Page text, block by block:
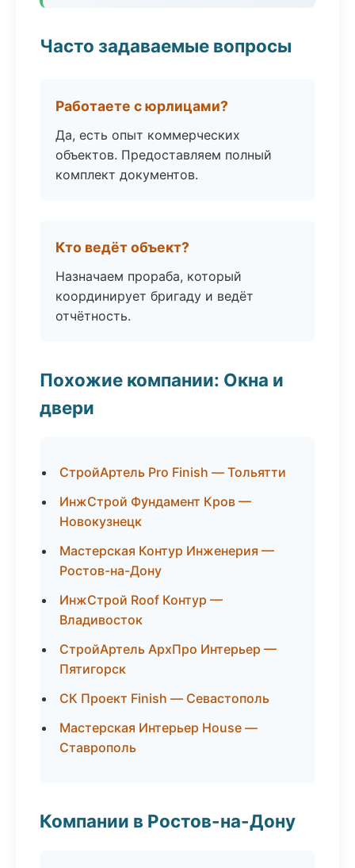
Часто задаваемые вопросы
Работаете с юрлицами?
Да, есть опыт коммерческих
объектов. Предоставляем полный
комплект документов.
Кто ведёт объект?
Назначаем прораба, который
координирует бригаду и ведёт
отчётность.
Похожие компании: Окна и
двери
СтройАртель Pro Finish — Тольятти
ИнжСтрой Фундамент Кров —
Новокузнецк
Мастерская Контур Инженерия —
Ростов-на-Дону
ИнжСтрой Roof Контур —
Владивосток
СтройАртель АрхПро Интерьер —
Пятигорск
СК Проект Finish — Севастополь
Мастерская Интерьер House —
Ставрополь
Компании в Ростов-на-Дону